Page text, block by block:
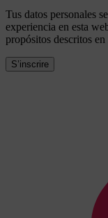
Tus datos personales
experiencia en esta
propósitos descritos en
S’inscrire